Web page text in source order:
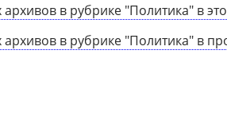
в рубрике "Политика" в
в рубрике "Политика" в